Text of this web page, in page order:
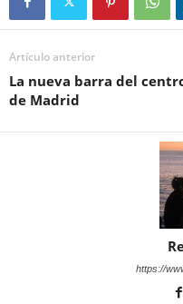
Artículo anterior
La nueva barra del
de Madrid
https://